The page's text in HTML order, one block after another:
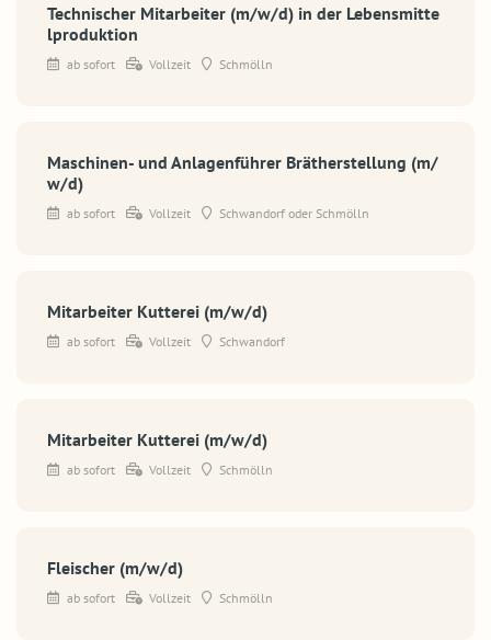
Technischer Mitarbeiter (m/w/d) in der Lebensmitte
lproduktion
ab sofort Vollzeit Schmölln
Maschinen- und Anlagenführer Brätherstellung (m/
w/d)
ab sofort Vollzeit Schwandorf oder Schmölln
Mitarbeiter Kutterei (m/w/d)
ab sofort Vollzeit Schwandorf
Mitarbeiter Kutterei (m/w/d)
ab sofort Vollzeit Schmölln
Fleischer (m/w/d)
ab sofort Vollzeit Schmölln